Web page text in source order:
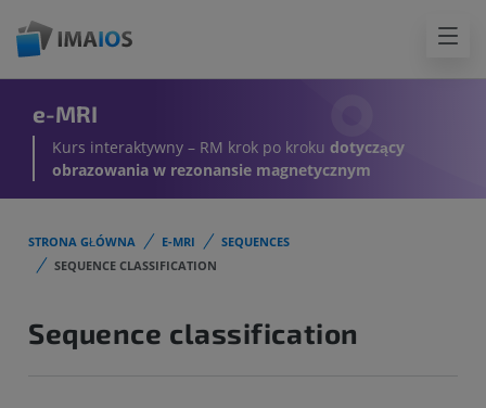
e-MRI
Kurs interaktywny – RM krok po kroku dotyczący
obrazowania w rezonansie magnetycznym
STRONA GŁÓWNA E-MRI
SEQUENCES
SEQUENCE CLASSIFICATION
Sequence classification